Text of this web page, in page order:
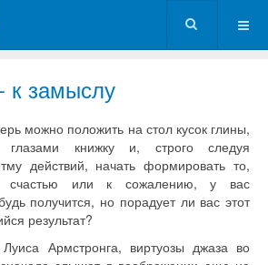
к замыслу
можно положить на стол кусок глины,
глазами книжку и, строго следуя
действий, начать формировать то,
счастью или к сожалению, у вас
получится, но порадует ли вас этот
результат?
Армстронга, виртуозы джаза во